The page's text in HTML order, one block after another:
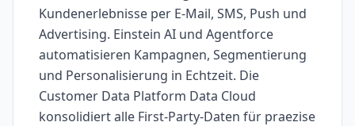
Kundenerlebnisse per E-Mail, SMS, Push und
Advertising. Einstein AI und Agentforce
automatisieren Kampagnen, Segmentierung
und Personalisierung in Echtzeit. Die
Customer Data Platform Data Cloud
konsolidiert alle First-Party-Daten für praezise